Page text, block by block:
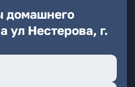
домашнего
ул Нестерова, г.